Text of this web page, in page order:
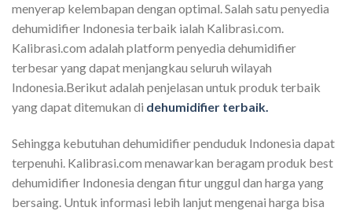
menyerap kelembapan dengan optimal. Salah satu penyedia
dehumidifier Indonesia terbaik ialah Kalibrasi.com.
Kalibrasi.com adalah platform penyedia dehumidifier
terbesar yang dapat menjangkau seluruh wilayah
Indonesia.Berikut adalah penjelasan untuk produk terbaik
yang dapat ditemukan di dehumidifier terbaik.
Sehingga kebutuhan dehumidifier penduduk Indonesia dapat
terpenuhi. Kalibrasi.com menawarkan beragam produk best
dehumidifier Indonesia dengan fitur unggul dan harga yang
bersaing. Untuk informasi lebih lanjut mengenai harga bisa